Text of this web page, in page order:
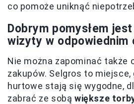
co pomoże uniknąć
Dobrym pomysłem
wizyty w odpowiednim
Nie można zapominać także
zakupów. Selgros to miejsce,
hurtowe stają się wygodne,
zabrać ze sobą większe